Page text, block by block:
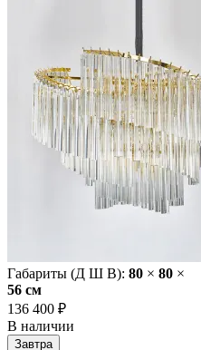
Габариты (Д Ш В): 80 × 80 ×
56 cм
136 400 ₽
В наличии
Завтра